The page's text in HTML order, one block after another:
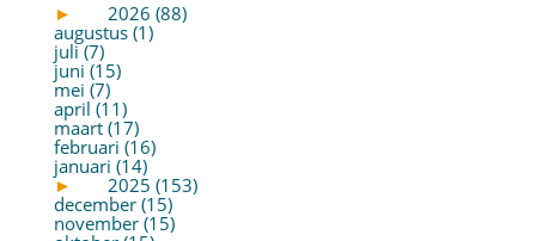
►
2026 (88)
augustus (1)
juli (7)
juni (15)
mei (7)
april (11)
maart (17)
februari (16)
januari (14)
►
2025 (153)
december (15)
november (15)